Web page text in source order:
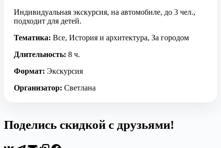
Индивидуальная экскурсия, на автомобиле, до 3 чел.,
подходит для детей.
Тематика: Все, История и архитектура, За городом
Длительность: 8 ч.
Формат: Экскурсия
Организатор: Светлана
Поделись скидкой с друзьями!